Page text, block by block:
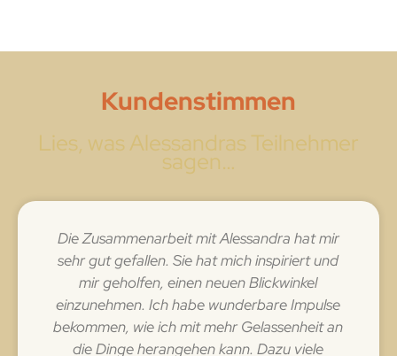
Kundenstimmen
Lies, was Alessandras Teilnehmer
sagen…
Die Zusammenarbeit mit Alessandra hat mir
sehr gut gefallen. Sie hat mich inspiriert und
mir geholfen, einen neuen Blickwinkel
einzunehmen. Ich habe wunderbare Impulse
bekommen, wie ich mit mehr Gelassenheit an
die Dinge herangehen kann. Dazu viele